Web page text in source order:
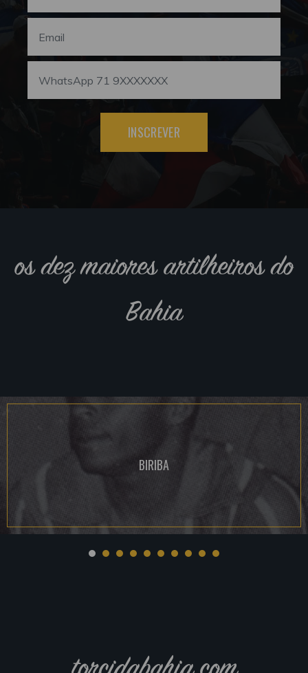
INSCREVER
os dez maiores artilheiros do
Bahia
BIRIBA
torcidabahia.com